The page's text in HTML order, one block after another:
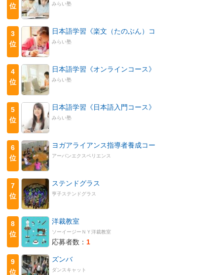
位
みらい塾
3
位
日本語学習《楽文（たのぶん）コ
みらい塾
4
位
日本語学習《オンラインコース》
みらい塾
5
位
日本語学習《日本語入門コース》
みらい塾
6
位
ヨガアライアンス指導者養成コー
アーバンエクスペリエンス
7
位
ステンドグラス
亨子ステンドグラス
8
位
洋裁教室
ソーイージーＮＹ洋裁教室
応募者数： 1
9
位
ズンバ
ダンスキャット